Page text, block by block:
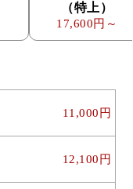
（特上）
17,600円～
11,000円
12,100円